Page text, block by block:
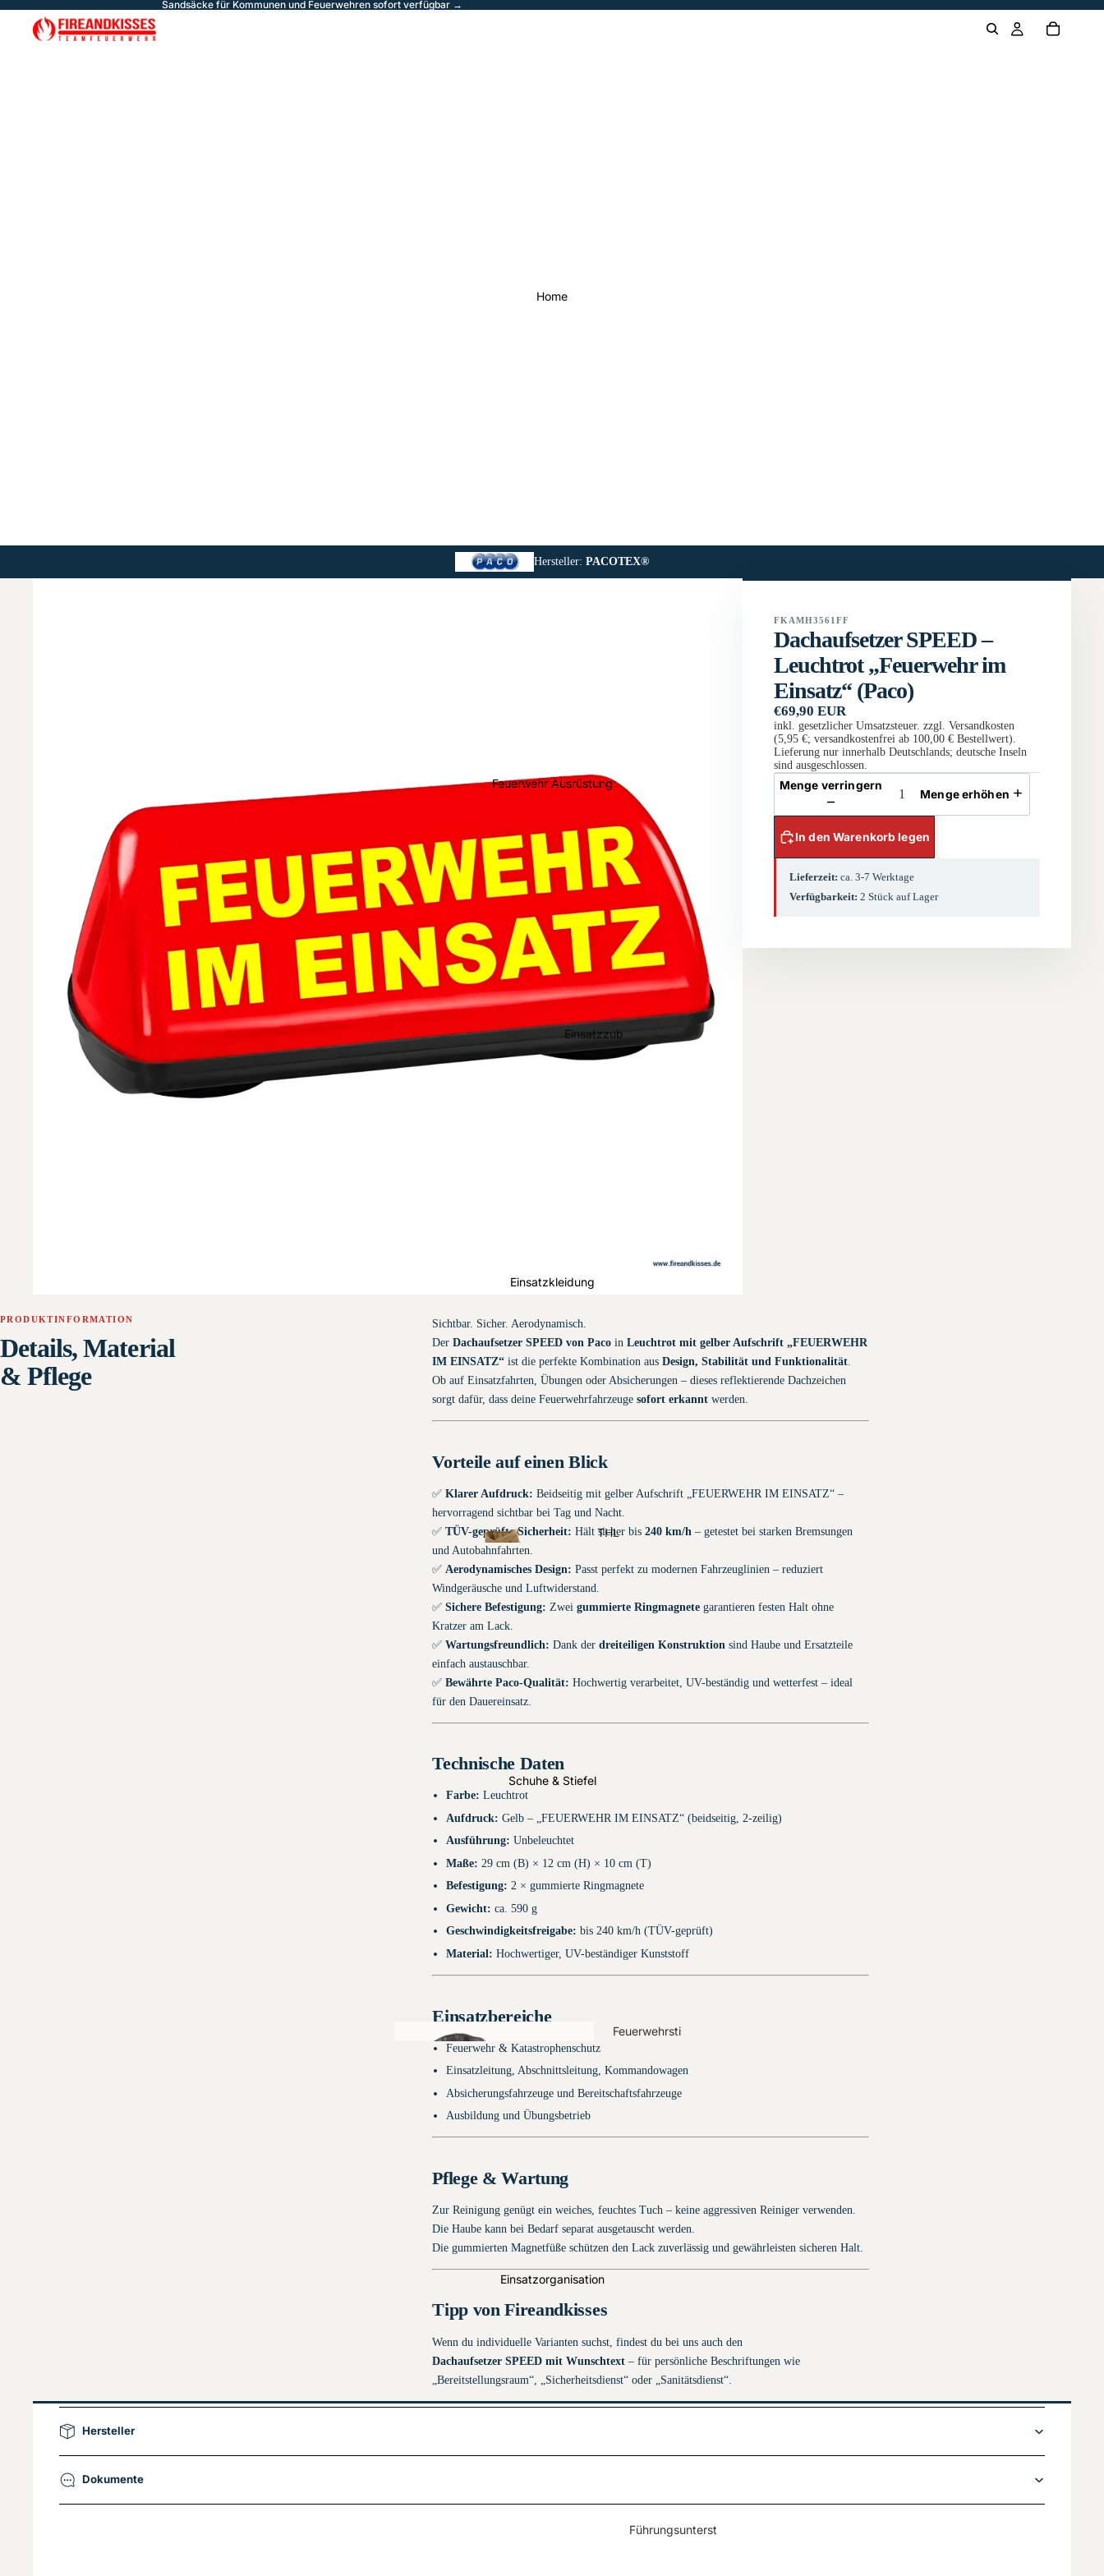
Sandsäcke für Kommunen und Feuerwehren sofort verfügbar →
Home
Feuerwehr Ausrüstung
Einsatzzub
ehör
chnungen
Warn-/Multifunktio
nswesten
Klett
Einsatzkleidung
THL
n
Einsatzlatzhos
en
THL-
Handschuhe
Überjacken
Schuhe & Stiefel
Feuerwehrsti
Arbeitsschuhe
Einsatzorganisation
Führungsunterst
Hersteller: PACOTEX®
FKAMH3561FF
Dachaufsetzer SPEED –
Leuchtrot „Feuerwehr im
Einsatz“ (Paco)
€69,90 EUR
inkl. gesetzlicher Umsatzsteuer. zzgl. Versandkosten
(5,95 €; versandkostenfrei ab 100,00 € Bestellwert).
Lieferung nur innerhalb Deutschlands; deutsche Inseln
sind ausgeschlossen.
Menge verringern
Menge erhöhen
In den Warenkorb legen
Lieferzeit: ca. 3-7 Werktage
Verfügbarkeit: 2 Stück auf Lager
PRODUKTINFORMATION
Details, Material
& Pflege
Sichtbar. Sicher. Aerodynamisch.
DerDachaufsetzer SPEED von Paco inLeuchtrot mit gelber Aufschrift „FEUERWEHR
IM EINSATZ“ ist die perfekte Kombination ausDesign, Stabilität und Funktionalität
Ob auf Einsatzfahrten, Übungen oder Absicherungen – dieses reflektierende Dachzeichen
sorgt dafür, dass deine Feuerwehrfahrzeugesofort erkannt werden.
Vorteile auf einen Blick
✅Klarer Aufdruck: Beidseitig mit gelber Aufschrift „FEUERWEHR IM EINSATZ“ –
hervorragend sichtbar bei Tag und Nacht.
✅TÜV-geprüfte Sicherheit: Hält sicher bis240 km/h – getestet bei starken Bremsungen
und Autobahnfahrten.
✅ Aerodynamisches Design: Passt perfekt zu modernen Fahrzeuglinien – reduziert
Windgeräusche und Luftwiderstand.
✅Sichere Befestigung: Zweigummierte Ringmagnete garantieren festen Halt ohne
Kratzer am Lack.
✅Wartungsfreundlich: Dank derdreiteiligen Konstruktion sind Haube und Ersatzteile
einfach austauschbar.
✅Bewährte Paco-Qualität: Hochwertig verarbeitet, UV-beständig und wetterfest – ideal
für den Dauereinsatz.
Technische Daten
Farbe: Leuchtrot
Aufdruck: Gelb – „FEUERWEHR IM EINSATZ“ (beidseitig, 2-zeilig)
Ausführung: Unbeleuchtet
Maße: 29 cm (B) × 12 cm (H) × 10 cm (T)
Befestigung: 2 × gummierte Ringmagnete
Gewicht: ca. 590 g
Geschwindigkeitsfreigabe: bis 240 km/h (TÜV-geprüft)
Material: Hochwertiger, UV-beständiger Kunststoff
Einsatzbereiche
Feuerwehr & Katastrophenschutz
Einsatzleitung, Abschnittsleitung, Kommandowagen
Absicherungsfahrzeuge und Bereitschaftsfahrzeuge
Ausbildung und Übungsbetrieb
Pflege & Wartung
Zur Reinigung genügt ein weiches, feuchtes Tuch – keine aggressiven Reiniger verwenden.
Die Haube kann bei Bedarf separat ausgetauscht werden.
Die gummierten Magnetfüße schützen den Lack zuverlässig und gewährleisten sicheren Halt.
Tipp von Fireandkisses
Wenn du individuelle Varianten suchst, findest du bei uns auch den
Dachaufsetzer SPEED mit Wunschtext – für persönliche Beschriftungen wie
„Bereitstellungsraum“, „Sicherheitsdienst“ oder „Sanitätsdienst“.
Hersteller
Dokumente